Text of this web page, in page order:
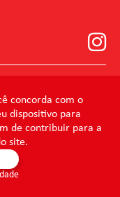
concorda com o
dispositivo para
de contribuir para a
site.